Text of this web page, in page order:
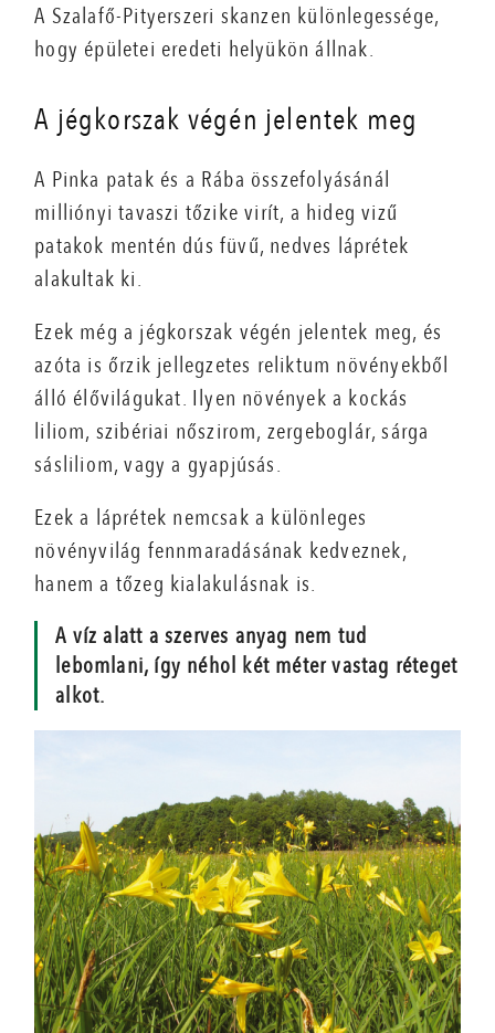
A Szalafő-Pityerszeri skanzen különlegessége,
hogy épületei eredeti helyükön állnak.
A jégkorszak végén jelentek meg
A Pinka patak és a Rába összefolyásánál
milliónyi tavaszi tőzike virít, a hideg vizű
patakok mentén dús füvű, nedves láprétek
alakultak ki.
Ezek még a jégkorszak végén jelentek meg, és
azóta is őrzik jellegzetes reliktum növényekből
álló élővilágukat. Ilyen növények a kockás
liliom, szibériai nőszirom, zergeboglár, sárga
sásliliom, vagy a gyapjúsás.
Ezek a láprétek nemcsak a különleges
növényvilág fennmaradásának kedveznek,
hanem a tőzeg kialakulásnak is.
A víz alatt a szerves anyag nem tud
lebomlani, így néhol két méter vastag réteget
alkot.